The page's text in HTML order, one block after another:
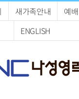
새가족안내 예
ENGLISH